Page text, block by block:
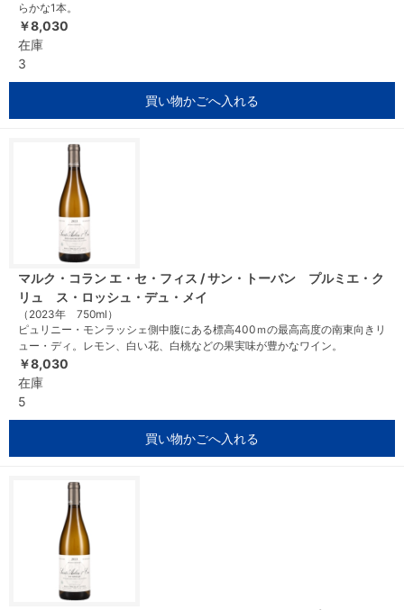
らかな1本。
￥8,030
在庫
3
買い物かごへ入れる
マルク・コラン エ・セ・フィス / サン・トーバン プルミエ・ク
リュ ス・ロッシュ・デュ・メイ
（2023年 750ml）
ピュリニー・モンラッシェ側中腹にある標高400ｍの最高高度の南東向きリ
ュー・ディ。レモン、白い花、白桃などの果実味が豊かなワイン。
￥8,030
在庫
5
買い物かごへ入れる